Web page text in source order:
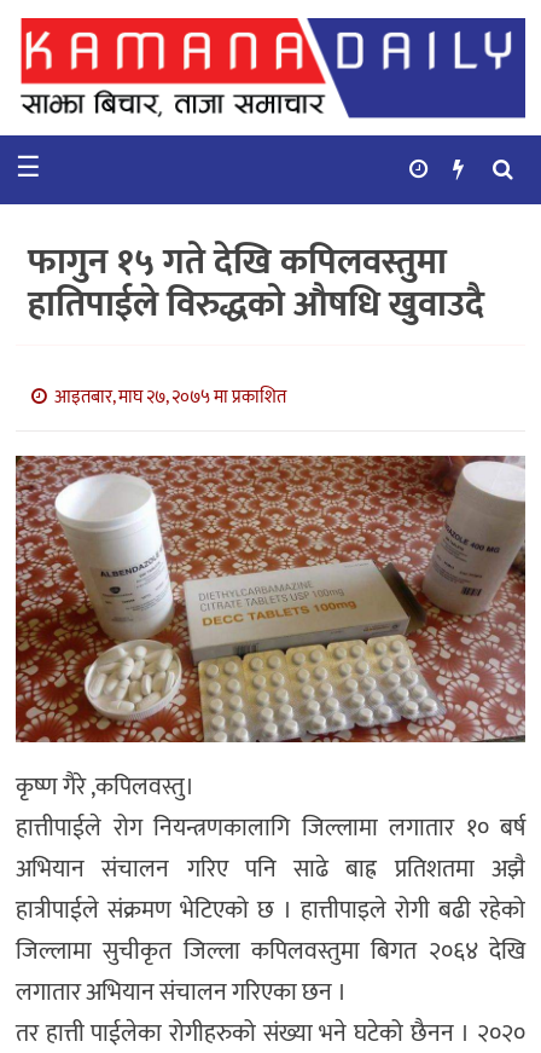
गृहपृष्ठ
समाचार
कुराकानी
बाणिज्य
भिडियो
सिफारिस
☰
फागुन १५ गते देखि कपिलवस्तुमा
हातिपाईले विरुद्धको औषधि खुवाउदै
आइतबार, माघ २७, २०७५ मा प्रकाशित
कृष्ण गैरे ,कपिलवस्तु।
हात्तीपाईले रोग नियन्त्रणकालागि जिल्लामा लगातार १० बर्ष
अभियान संचालन गरिए पनि साढे बाह्र प्रतिशतमा अझै
हात्रीपाईले संक्रमण भेटिएको छ । हात्तीपाइले रोगी बढी रहेको
जिल्लामा सुचीकृत जिल्ला कपिलवस्तुमा बिगत २०६४ देखि
लगातार अभियान संचालन गरिएका छन ।
तर हात्ती पाईलेका रोगीहरुको संख्या भने घटेको छैनन । २०२०